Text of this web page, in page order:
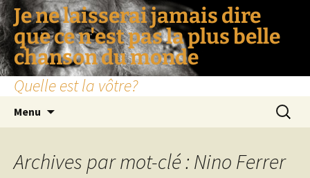
Je ne laisserai jamais dire
que ce n'est pas la plus belle
chanson du monde
Quelle est la vôtre?
Menu
Archives par mot-clé : Nino Ferrer